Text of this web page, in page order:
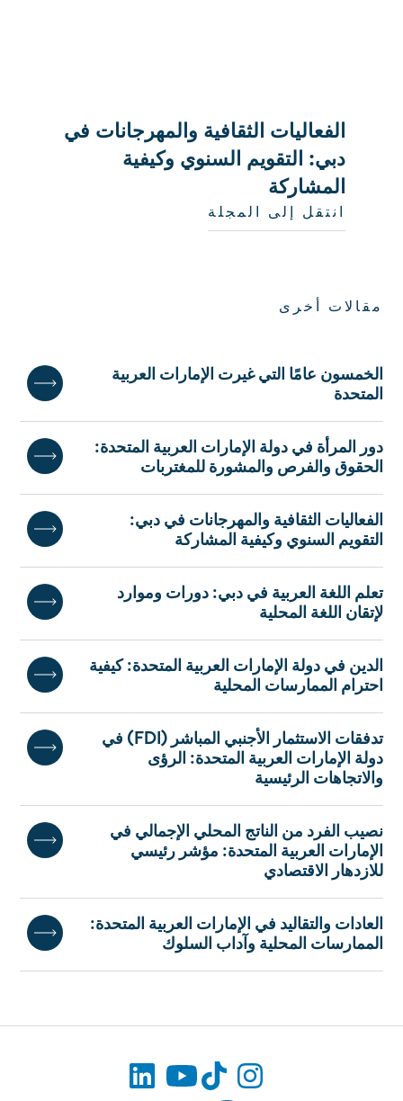
الفعاليات الثقافية والمهرجانات في
دبي: التقويم السنوي وكيفية
المشاركة
انتقل إلى المجلة
مقالات أخرى
الخمسون عامًا التي غيرت الإمارات العربية
المتحدة
دور المرأة في دولة الإمارات العربية المتحدة:
الحقوق والفرص والمشورة للمغتربات
الفعاليات الثقافية والمهرجانات في دبي:
التقويم السنوي وكيفية المشاركة
تعلم اللغة العربية في دبي: دورات وموارد
لإتقان اللغة المحلية
الدين في دولة الإمارات العربية المتحدة: كيفية
احترام الممارسات المحلية
تدفقات الاستثمار الأجنبي المباشر (FDI) في
دولة الإمارات العربية المتحدة: الرؤى
والاتجاهات الرئيسية
نصيب الفرد من الناتج المحلي الإجمالي في
الإمارات العربية المتحدة: مؤشر رئيسي
للازدهار الاقتصادي
العادات والتقاليد في الإمارات العربية المتحدة:
الممارسات المحلية وآداب السلوك